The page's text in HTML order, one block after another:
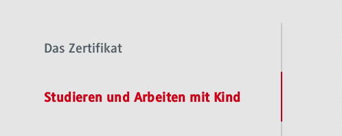
Das Zertifikat
Studieren und Arbeiten mit Kind